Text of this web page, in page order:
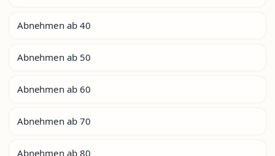
Abnehmen ab 40
Abnehmen ab 50
Abnehmen ab 60
Abnehmen ab 70
Abnehmen ab 80